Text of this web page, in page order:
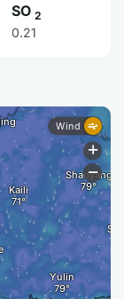
SO 2
0.21